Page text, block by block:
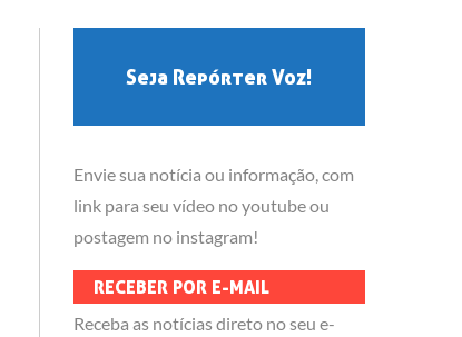
Seja Repórter Voz!
Envie sua notícia ou informação, com
link para seu vídeo no youtube ou
postagem no instagram!
RECEBER POR E-MAIL
Receba as notícias direto no seu e-